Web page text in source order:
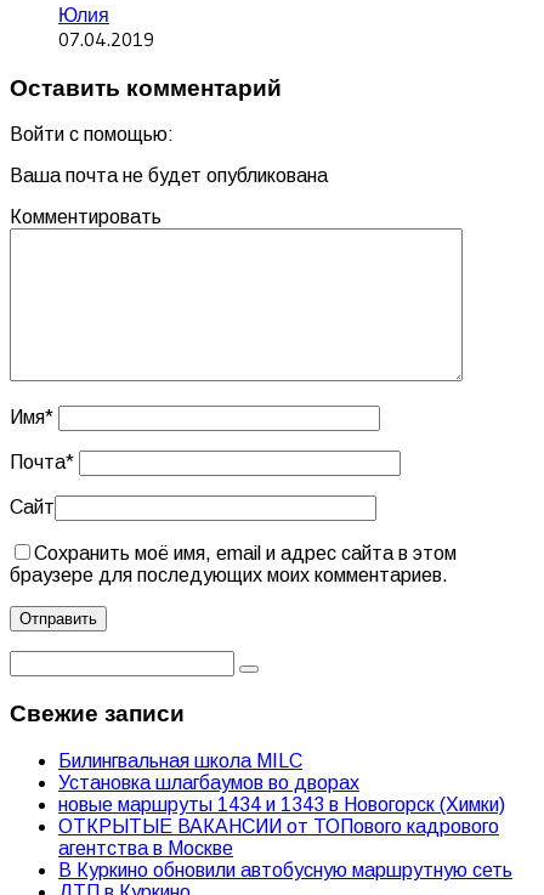
Юлия
07.04.2019
Оставить комментарий
Войти с помощью:
Ваша почта не будет опубликована
Комментировать
Имя*
Почта*
Сайт
Сохранить моё имя, email и адрес сайта в этом
браузере для последующих моих комментариев.
Свежие записи
Билингвальная школа MILC
Установка шлагбаумов во дворах
новые маршруты 1434 и 1343 в Новогорск (Химки)
ОТКРЫТЫЕ ВАКАНСИИ от ТОПового кадрового
агентства в Москве
В Куркино обновили автобусную маршрутную сеть